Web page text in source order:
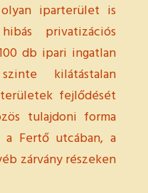
iparterület is
privatizációs
db ipari ingatlan
kilátástalan
fejlődését
tulajdoni forma
Fertő utcában, a
zárvány részeken